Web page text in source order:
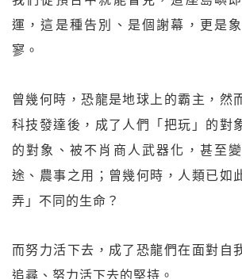
運，這是種告別、是個謝幕，更是
寥。
曾幾何時，恐龍是地球上的霸主，然
科技發達後，成了人們「把玩」的對
的對象、被不肖商人武器化，甚至
途、農事之用；曾幾何時，人類已如
弄」不同的生命？
而努力活下去，成了恐龍們在面對自
追尋、努力活下去的堅持。